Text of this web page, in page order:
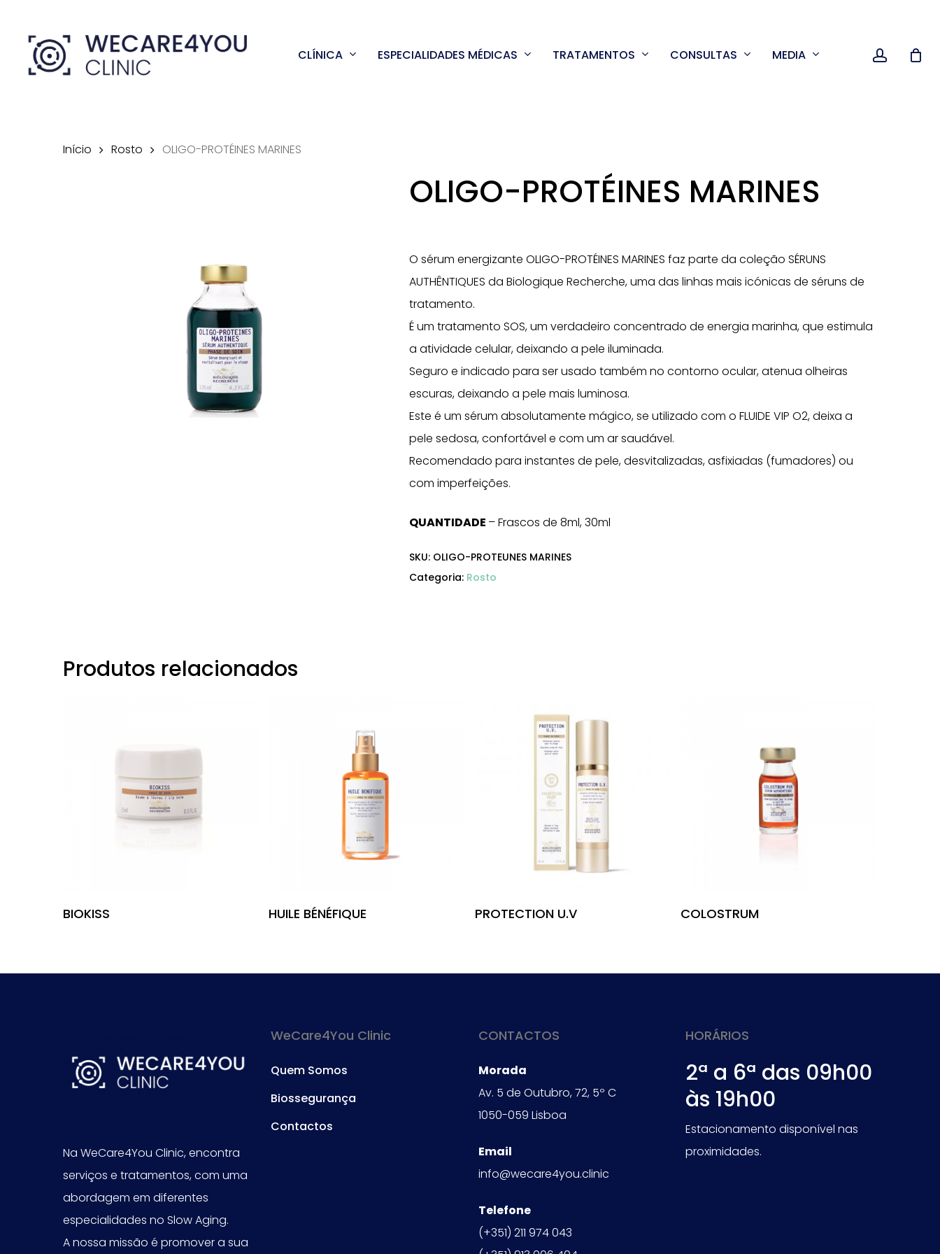
content
CLÍNICA ESPECIALIDADES MÉDICAS TRATAMENTOS CONSULTAS MEDIA
Início Rosto OLIGO-PROTÉINES MARINES
OLIGO-PROTÉINES MARINES
O sérum energizante OLIGO-PROTÉINES MARINES faz parte da coleção SÉRUNS
AUTHÊNTIQUES da Biologique Recherche, uma das linhas mais icónicas de séruns de
tratamento.
É um tratamento SOS, um verdadeiro concentrado de energia marinha, que estimula
a atividade celular, deixando a pele iluminada.
Seguro e indicado para ser usado também no contorno ocular, atenua olheiras
escuras, deixando a pele mais luminosa.
Este é um sérum absolutamente mágico, se utilizado com o FLUIDE VIP O2, deixa a
pele sedosa, confortável e com um ar saudável.
Recomendado para instantes de pele, desvitalizadas, asfixiadas (fumadores) ou
com imperfeições.
QUANTIDADE – Frascos de 8ml, 30ml
SKU: OLIGO-PROTEUNES MARINES
Categoria: Rosto
Produtos relacionados
BIOKISS Leia Mais
HUILE BÉNÉFIQUE Leia Mais
PROTECTION U.V Leia Mais
COLOSTRUM
Na WeCare4You Clinic, encontra
serviços e tratamentos, com uma
abordagem em diferentes
especialidades no Slow Aging.
A nossa missão é promover a sua
WeCare4You Clinic
Quem Somos
Biossegurança
Contactos
CONTACTOS
Morada
Av. 5 de Outubro, 72, 5º C
1050-059 Lisboa
Email
info@wecare4you.clinic
Telefone
(+351) 211 974 043
HORÁRIOS
2ª a 6ª das 09h00
às 19h00
Estacionamento disponível nas
proximidades.